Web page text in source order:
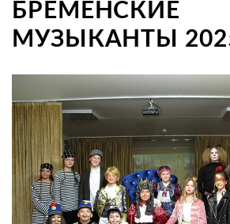
БРЕМЕНСКИЕ
МУЗЫКАНТЫ